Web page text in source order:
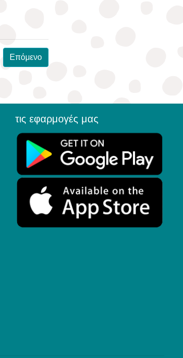
Επόμενο
τις εφαρμογές μας